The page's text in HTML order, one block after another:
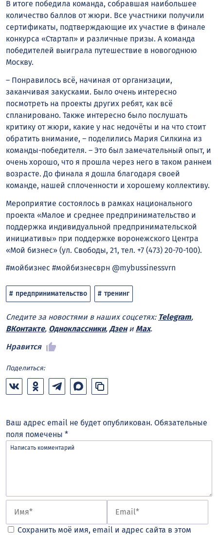
В итоге победила команда, собравшая наибольшее
количество баллов от жюри. Все участники получили
сертификаты, подтверждающие их участие в финале
конкурса «Стартап» и различные призы. А команда
победителей выиграла путешествие в новогоднюю
Москву.
– Понравилось всё, начиная от организации,
заканчивая закусками. Было очень интересно
посмотреть на проекты других ребят, как всё
спланировано. Также интересно было послушать
критику от жюри, какие у нас недочёты и на что стоит
обратить внимание, – поделились Мария Силкина из
команды-победителя. – Это был замечательный опыт, и
очень хорошо, что я прошла через него в таком раннем
возрасте. До финала я дошла благодаря своей
команде, нашей сплоченности и хорошему коллективу.
Мероприятие состоялось в рамках национального
проекта «Малое и среднее предпринимательство и
поддержка индивидуальной предпринимательской
инициативы» при поддержке воронежского Центра
«Мой бизнес» (ул. Свободы, 21, тел. +7 (473) 20-70-100).
#мойбизнес #мойбизнесврн @mybussinessvrn
предпринимательство тренинг
Следите за новостями в наших соцсетях: Telegram,
ВКонтакте, Одноклассники, Дзени Max.
Нравится
Поделиться:
Ваш адрес email не будет опубликован. Обязательные
поля помечены *
Сохранить моё имя, email и адрес сайта в этом